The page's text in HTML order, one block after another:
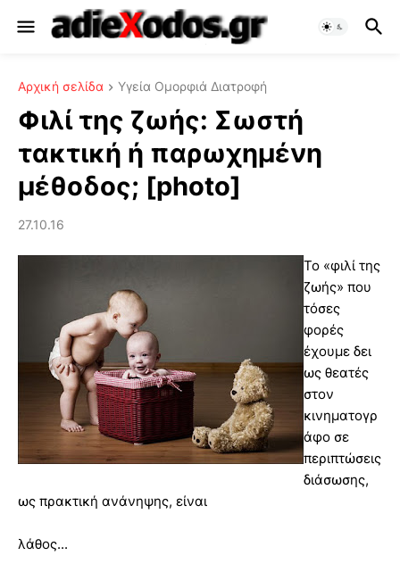
Αρχική σελίδα Υγεία Ομορφιά Διατροφή
Φιλί της ζωής: Σωστή
τακτική ή παρωχημένη
μέθοδος; [photo]
27.10.16
Το «φιλί της
ζωής» που
τόσες
φορές
έχουμε δει
ως θεατές
στον
κινηματογρ
άφο σε
περιπτώσεις
διάσωσης,
ως πρακτική ανάνηψης, είναι
λάθος...